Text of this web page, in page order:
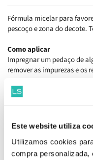
Este website utiliza
Utilizamos cookies
compra
Fórmula micelar para
pescoço e zona do decote.
Como aplicar
Impregnar um pedaço de
remover as impurezas e os
Ingredientes
Prebióticos (Lactitol e
Edelvaisse: Hidratante e
neutralizador de radicais
EAN: 8437000435860